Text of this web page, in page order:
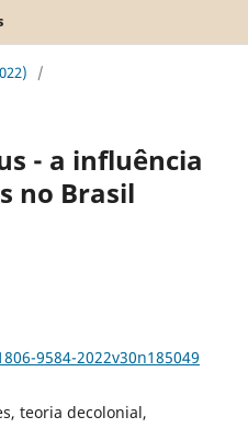
/
- a influência
no Brasil
9584-2022v30n185049
teoria decolonial,